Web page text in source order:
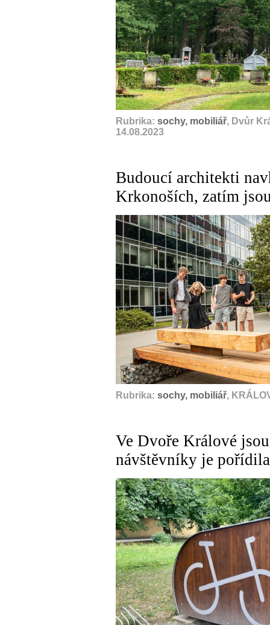
Rubrika: sochy, mobiliář, Dvůr
14.08.2023
Budoucí architekti
Krkonoších, zatím
Rubrika: sochy, mobiliář,
Ve Dvoře Králové
návštěvníky je